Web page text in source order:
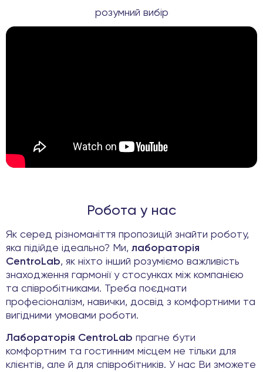
розумний вибір
Робота у нас
Як серед різноманіття пропозицій знайти роботу,
яка підійде ідеально? Ми, лабораторія
CentroLab, як ніхто інший розуміємо важливість
знаходження гармонії у стосунках між компанією
та співробітниками. Треба поєднати
професіоналізм, навички, досвід з комфортними та
вигідними умовами роботи.
Лабораторія CentroLab прагне бути
комфортним та гостинним місцем не тільки для
клієнтів, але й для співробітників. У нас Ви зможете